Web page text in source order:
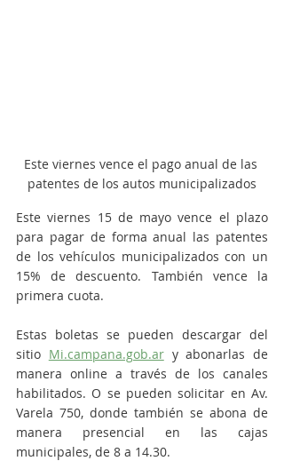
Este viernes vence el pago anual de las
patentes de los autos municipalizados
Este viernes 15 de mayo vence el plazo
para pagar de forma anual las patentes
de los vehículos municipalizados con un
15% de descuento. También vence la
primera cuota.
Estas boletas se pueden descargar del
sitio Mi.campana.gob.ar y abonarlas de
manera online a través de los canales
habilitados. O se pueden solicitar en Av.
Varela 750, donde también se abona de
manera presencial en las cajas
municipales, de 8 a 14.30.